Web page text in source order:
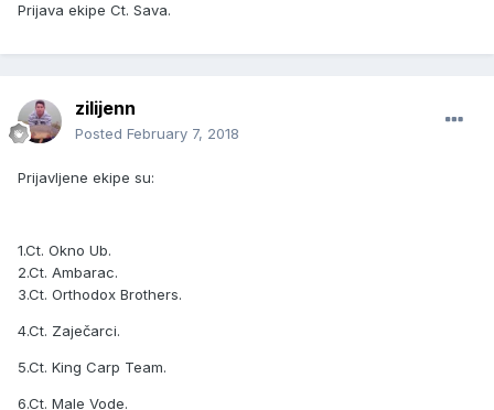
Prijava ekipe Ct. Sava.
zilijenn
Posted February 7, 2018
Prijavljene ekipe su:
1.Ct. Okno Ub.
2.Ct. Ambarac.
3.Ct. Orthodox Brothers.
4.Ct. Zaječarci.
5.Ct. King Carp Team.
6.Ct. Male Vode.